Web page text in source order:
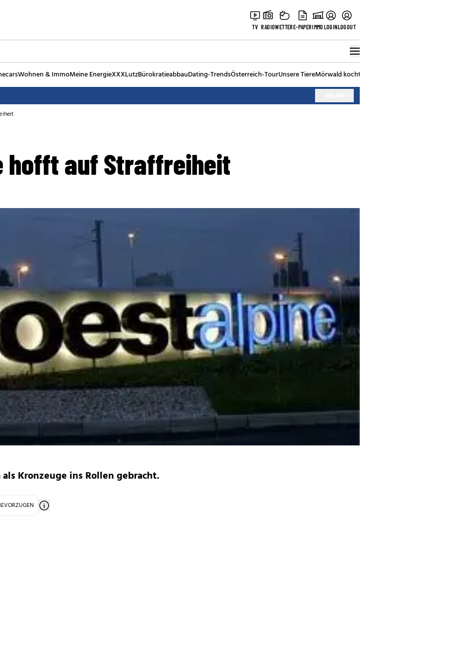
TV RADIOWETTERE-PAPERIMMOLOGINLOGOUT
Wohnen & ImmoMeine EnergieXXXLutzBürokratieabbauDating-TrendsÖsterreich-TourUnsere TiereMörwald kocht
hofft auf Straffreiheit
Kronzeuge ins Rollen gebracht.